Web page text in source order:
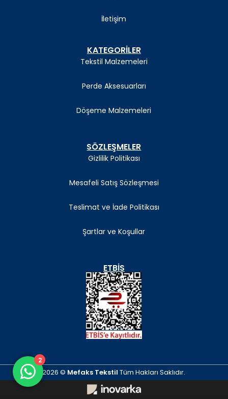
İletişim
KATEGORİLER
Tekstil Malzemeleri
Perde Aksesuarları
Döşeme Malzemeleri
SÖZLEŞMELER
Gizlilik Politikası
Mesafeli Satış Sözleşmesi
Teslimat ve İade Politikası
Şartlar ve Koşullar
ETBIS
2026 © Mefaks TekstilTüm Hakları Saklıdır.
2